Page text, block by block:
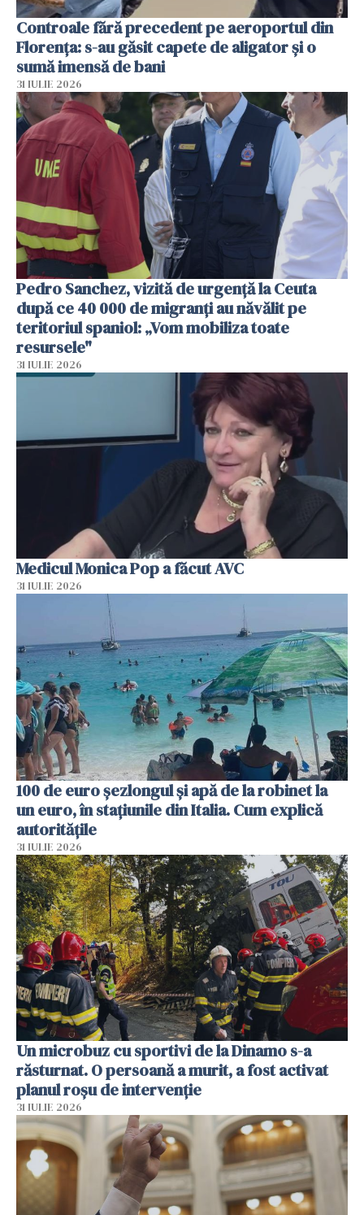
Controale fără precedent pe aeroportul din
Florența: s-au găsit capete de aligator și o
sumă imensă de bani
31 IULIE 2026
Pedro Sanchez, vizită de urgență la Ceuta
după ce 40 000 de migranți au năvălit pe
teritoriul spaniol: „Vom mobiliza toate
resursele"
31 IULIE 2026
Medicul Monica Pop a făcut AVC
31 IULIE 2026
100 de euro șezlongul și apă de la robinet la
un euro, în stațiunile din Italia. Cum explică
autoritățile
31 IULIE 2026
Un microbuz cu sportivi de la Dinamo s-a
răsturnat. O persoană a murit, a fost activat
planul roșu de intervenție
31 IULIE 2026